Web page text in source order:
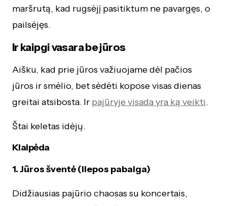
maršrutą, kad rugsėjį pasitiktum ne pavargęs, o
pailsėjęs.
Ir kaipgi vasara be jūros
Aišku, kad prie jūros važiuojame dėl pačios
jūros ir smėlio, bet sėdėti kopose visas dienas
greitai atsibosta. Ir pajūryje visada yra ką veikti.
Štai keletas idėjų.
Klaipėda
1. Jūros šventė (liepos pabaiga)
Didžiausias pajūrio chaosas su koncertais,